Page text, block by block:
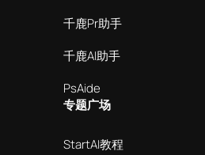
千鹿Pr助手
千鹿AI助手
PsAide
专题广场
StartAI教程